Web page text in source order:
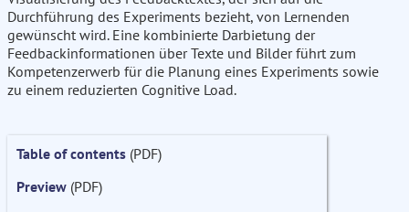
Durchführung des Experiments bezieht, von Lernenden
gewünscht wird. Eine kombinierte Darbietung der
Feedbackinformationen über Texte und Bilder führt zum
Kompetenzerwerb für die Planung eines Experiments sowie
zu einem reduzierten Cognitive Load.
Table of contents (PDF)
Preview (PDF)